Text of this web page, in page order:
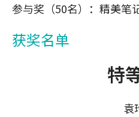
参与奖（50名）：精美笔
获奖名单
特
袁